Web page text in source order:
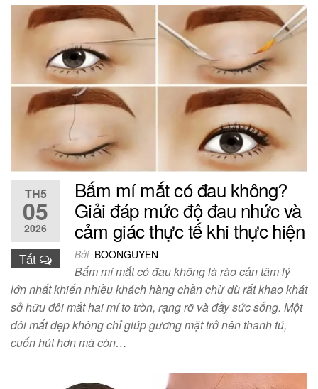
TH5
05
2026
Tắt
Bấm mí mắt có đau không?
Giải đáp mức độ đau nhức và
cảm giác thực tế khi thực hiện
Bởi BOONGUYEN
Bấm mí mắt có đau không là rào cản tâm lý
lớn nhất khiến nhiều khách hàng chần chừ dù rất khao khát
sở hữu đôi mắt hai mí to tròn, rạng rỡ và đầy sức sống. Một
đôi mắt đẹp không chỉ giúp gương mặt trở nên thanh tú,
cuốn hút hơn mà còn…